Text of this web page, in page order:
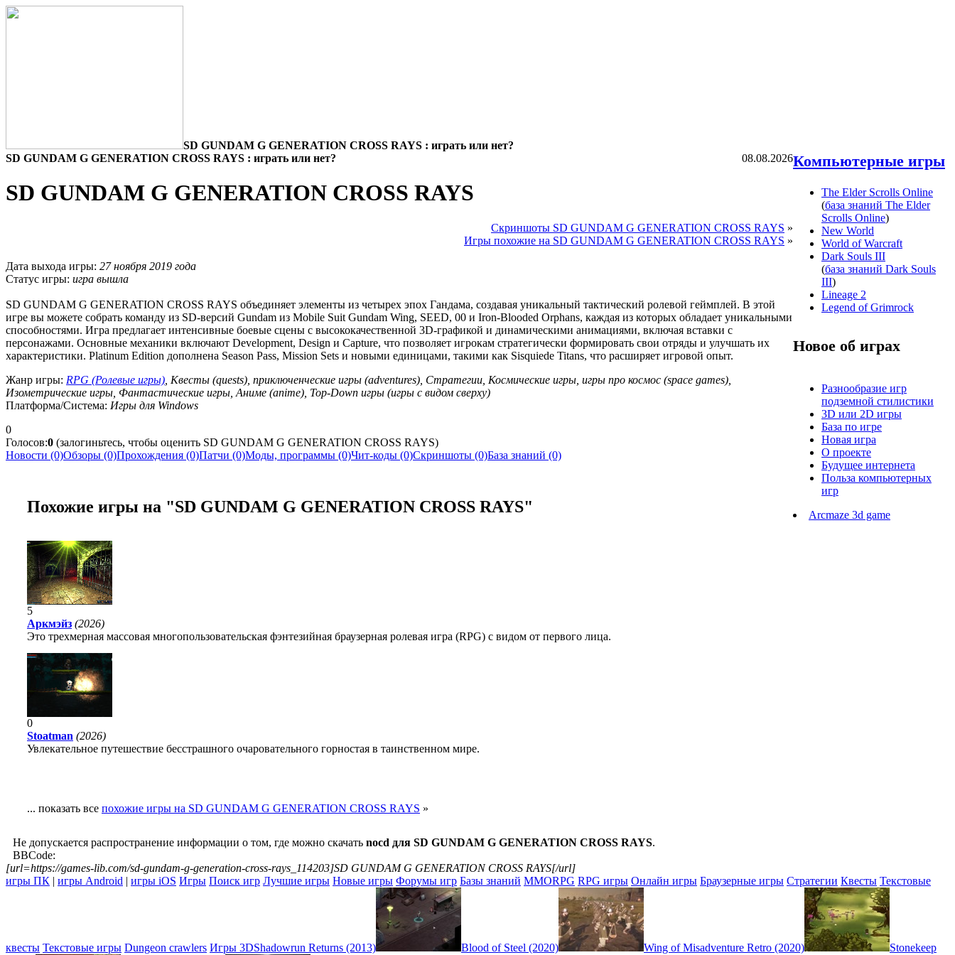
SD GUNDAM G GENERATION CROSS RAYS : играть или нет?
08.08.2026
SD GUNDAM G GENERATION CROSS RAYS : играть или нет?
SD GUNDAM G GENERATION CROSS RAYS
Скриншоты SD GUNDAM G GENERATION CROSS RAYS »
Игры похожие на SD GUNDAM G GENERATION CROSS RAYS »
Дата выхода игры: 27 ноября 2019 года
Статус игры: игра вышла
SD GUNDAM G GENERATION CROSS RAYS объединяет элементы из четырех эпох Гандама, создавая уникальный тактический ролевой геймплей. В этой
игре вы можете собрать команду из SD-версий Gundam из Mobile Suit Gundam Wing, SEED, 00 и Iron-Blooded Orphans, каждая из которых обладает уникальными
способностями. Игра предлагает интенсивные боевые сцены с высококачественной 3D-графикой и динамическими анимациями, включая вставки с
персонажами. Основные механики включают Development, Design и Capture, что позволяет игрокам стратегически формировать свои отряды и улучшать их
характеристики. Platinum Edition дополнена Season Pass, Mission Sets и новыми единицами, такими как Sisquiede Titans, что расширяет игровой опыт.
Жанр игры: RPG (Ролевые игры) , Квесты (quests), приключенческие игры (adventures), Стратегии, Космические игры, игры про космос (space games),
Изометрические игры, Фантастические игры, Аниме (anime), Top-Down игры (игры с видом сверху)
Платформа/Система: Игры для Windows
0
Голосов:0 (залогиньтесь, чтобы оценить SD GUNDAM G GENERATION CROSS RAYS)
Новости (0)Обзоры (0)Прохождения (0)Патчи (0)Моды, программы (0)Чит-коды (0)Скриншоты (0)База знаний (0)
Похожие игры на "SD GUNDAM G GENERATION CROSS RAYS"
5
Аркмэйз (2026)
Это трехмерная массовая многопользовательская фэнтезийная браузерная ролевая игра (RPG) с видом от первого лица.
0
Stoatman (2026)
Увлекательное путешествие бесстрашного очаровательного горностая в таинственном мире.
... показать все похожие игры на SD GUNDAM G GENERATION CROSS RAYS »
Не допускается распространение информации о том, где можно скачать nocd для SD GUNDAM G GENERATION CROSS RAYS.
BBCode:
[url=https://games-lib.com/sd-gundam-g-generation-cross-rays_114203]SD GUNDAM G GENERATION CROSS RAYS[/url]
Компьютерные игры
The Elder Scrolls Online
(база знаний The Elder
Scrolls Online)
New World
World of Warcraft
Dark Souls III
(база знаний Dark Souls
III)
Lineage 2
Legend of Grimrock
Новое об играх
Разнообразие игр
подземной стилистики
3D или 2D игры
База по игре
Новая игра
О проекте
Будущее интернета
Польза компьютерных
игр
Arcmaze 3d game
игры ПК | игры Android | игры iOS Игры Поиск игр Лучшие игры Новые игры Форумы игр Базы знаний MMORPG RPG игры Онлайн игры Браузерные игры Стратегии Квесты Текстовые
квесты Текстовые игры Dungeon crawlers Игры 3DShadowrun Returns (2013) Blood of Steel (2020) Wing of Misadventure Retro (2020) Stonekeep